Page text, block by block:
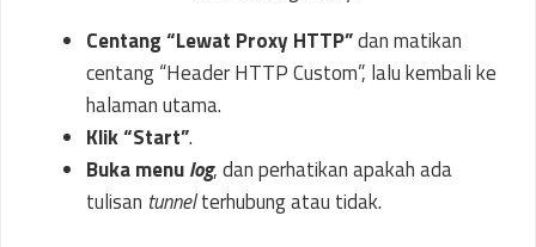
Centang “Lewat Proxy HTTP”dan matikan
centang “Header HTTP Custom”, lalu kembali ke
halaman utama.
Klik “Start”.
Buka menulog, dan perhatikan apakah ada
tulisan tunnelterhubung atau tidak.